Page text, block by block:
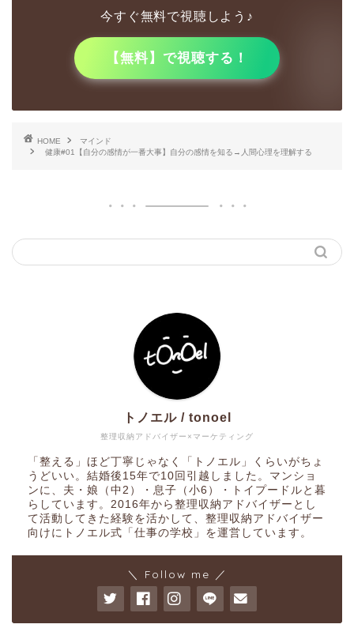
今すぐ無料で視聴しよう♪
【無料】で視聴する！
HOME
マインド
健康#01【自分の感情が一番大事】自分の感情を知る→人間心理を理解する
整理収納アドバイザー×マーケティング
トノエル / tonoel
「整える」ほど丁寧じゃなく「トノエル」くらいがちょ
うどいい。結婚後15年で10回引越しました。マンショ
ンに、夫・娘（中2）・息子（小6）・トイプードルと暮
らしています。2016年から整理収納アドバイザーとし
て活動してきた経験を活かして、整理収納アドバイザー
向けにトノエル式「仕事の学校」を運営しています。
＼ Follow me ／